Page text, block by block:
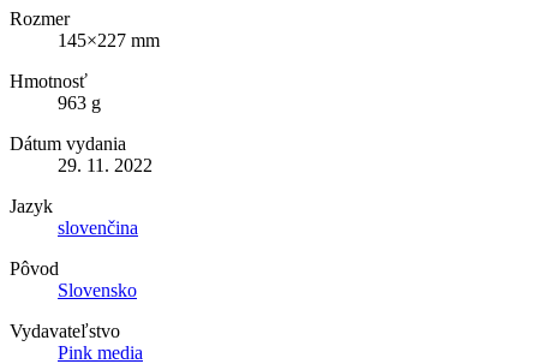
Rozmer
145×227 mm
Hmotnosť
963 g
Dátum vydania
29. 11. 2022
Jazyk
slovenčina
Pôvod
Slovensko
Vydavateľstvo
Pink media